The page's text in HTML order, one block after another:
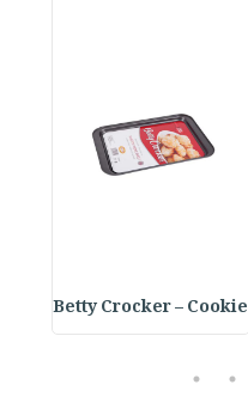
Betty Crocker – Cookie
4
5